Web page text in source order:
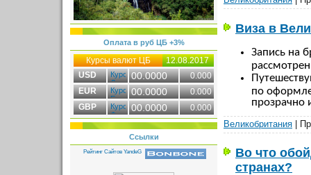
Оплата в руб ЦБ +3%
Курсы валют ЦБ
12.08.2017
USD
00.0000
0.000
EUR
00.0000
0.000
GBP
00.0000 0.000
Ссылки
Виза в
Запись на
по
прозрачно
Великобритания |
Во что
странах?